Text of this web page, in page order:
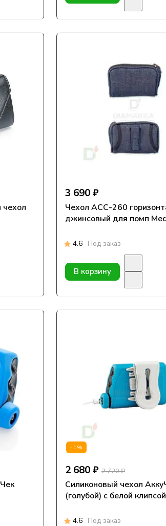
3 690 ₽
Чехол АСС-260
джинсовый для помп
4.6 Под заказ
В корзину
-1%
2 680 ₽ 2 720 ₽
Силиконовый чехол
(голубой) с белой клипсой
4.6 Под заказ